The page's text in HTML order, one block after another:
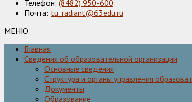
Телефон: (8482) 950-600
Почта: tu_radiant@63edu.ru
МЕНЮ
Главная
Сведения об образовательной организации
Основные сведения
Структура и органы управления
Документы
Образование